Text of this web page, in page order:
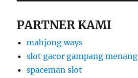
PARTNER KAMI
mahjong ways
slot gacor gampang menang
spaceman slot